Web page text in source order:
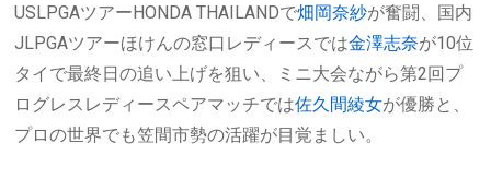
USLPGAツアーHONDA THAILANDで畑岡奈紗が奮闘、国内
JLPGAツアーほけんの窓口レディースでは金澤志奈が10位
タイで最終日の追い上げを狙い、ミニ大会ながら第2回プ
ログレスレディースペアマッチでは佐久間綾女が優勝と、
プロの世界でも笠間市勢の活躍が目覚ましい。